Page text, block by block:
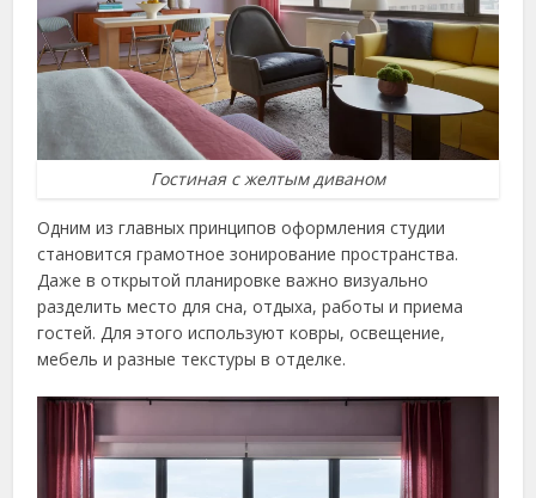
Гостиная с желтым диваном
Одним из главных принципов оформления студии
становится грамотное зонирование пространства.
Даже в открытой планировке важно визуально
разделить место для сна, отдыха, работы и приема
гостей. Для этого используют ковры, освещение,
мебель и разные текстуры в отделке.